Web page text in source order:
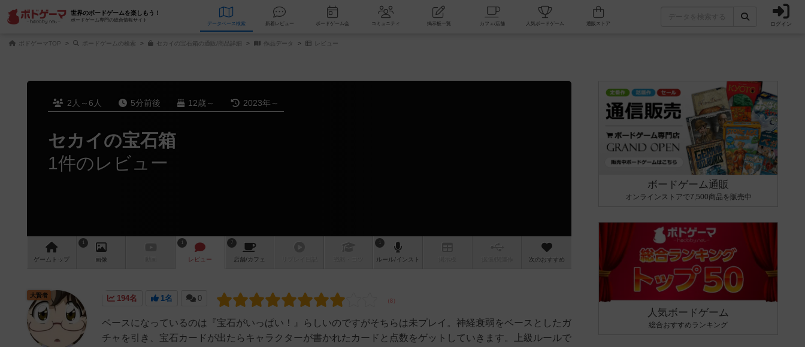
世界のボードゲームを楽しもう！
ボードゲーム専門の総合情報サイト
データベース 検索 新着レビュー ボードゲーム会 コミュニティ 掲示板一覧 カフェ/店舗 人気ボードゲーム ログイン
ボドゲーマTOP ボードゲームの検索 セカイの宝石箱の通販/商品詳細 作品データ レビュー
2人～6人 5分前後 12歳～ 2023年～
セカイの宝石箱
1件のレビュー
ゲーム トップ
1
画像
1
レビュー
7
店舗/カフェ
1
ルール/インスト 次のおすすめ
194名 1名 0
ベースになっているのは『宝石がいっぱい！』らしいのですがそちらは未プレイ。神経衰弱をベースとしたガ
チャを引き、宝石カードが出たらキャラクターが書かれたカードと点数をゲットしていきます。上級ルールで
大賢者
ボードゲーム通販
オンラインストアで7,500商品を販売中
人気ボードゲーム
総合おすすめランキング